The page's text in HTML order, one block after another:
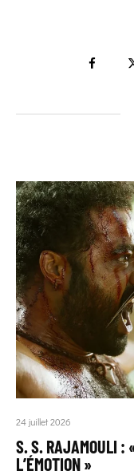
24 juillet 2026
S. S. RAJAMOULI :
L’ÉMOTION »